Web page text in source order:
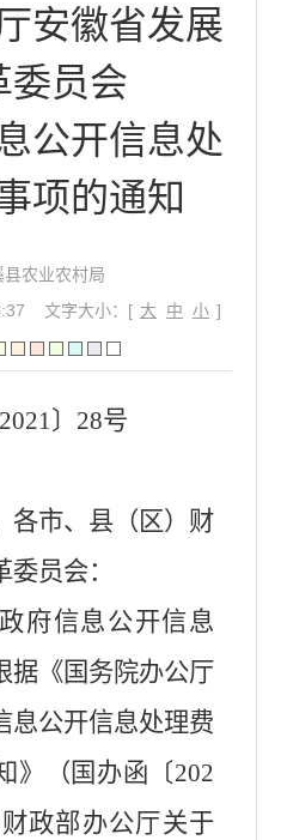
安徽省发展
委员会
公开信息处
项的通知
县农业农村局
文字大小：[ 大 中 小 ]
2021〕 28号
各市、县（区）财
员会：
府信息公开信息
据《国务院办公厅
息公开信息处理费
》（国办函〔202
政部办公厅关于